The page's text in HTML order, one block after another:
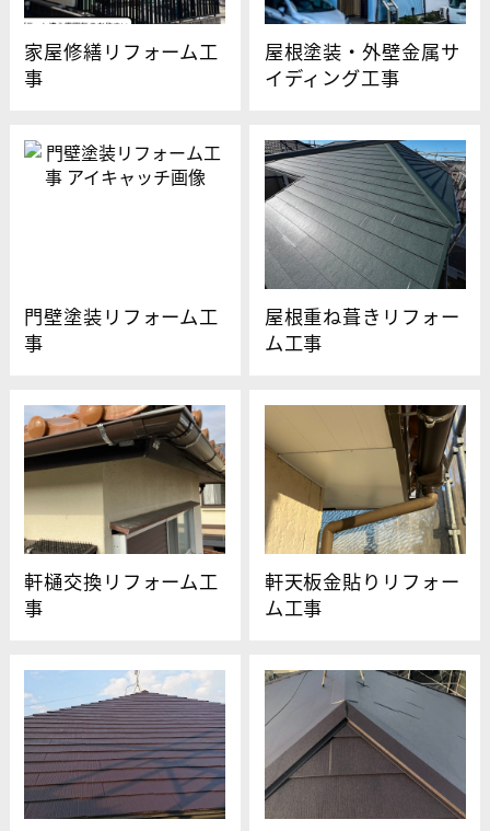
家屋修繕リフォーム工
事
屋根塗装・外壁金属サ
イディング工事
門壁塗装リフォーム工
事
屋根重ね葺きリフォー
ム工事
軒樋交換リフォーム工
事
軒天板金貼りリフォー
ム工事